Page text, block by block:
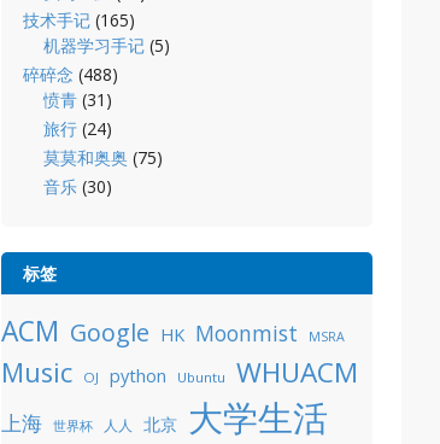
技术手记(165)
机器学习手记 (5)
碎碎念 (488)
愤青 (31)
旅行 (24)
莫莫和奥奥 (75)
音乐 (30)
标签
ACM Google HK Moonmist MSRA
Music OJ python Ubuntu WHUACM
上海 世界杯 人人 北京 大学生活